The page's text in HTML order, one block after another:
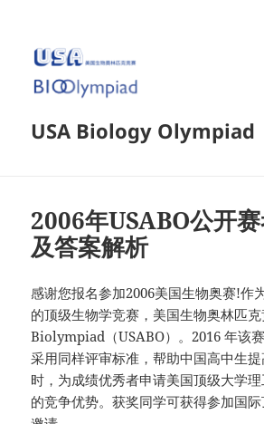
USA Biology Olympiad
2006年USABO公开
及答案解析
感谢您报名参加2006美国生物奥赛!作
的顶级生物学竞赛，美国生物奥林匹
Biolympiad（USABO）。2016 年该赛
采用同样评审标准，帮助中国高中生
时，为成绩优秀者申请美国顶级大学
的竞争优势。获奖同学可获得参加国